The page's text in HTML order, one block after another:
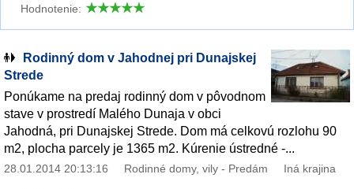
Hodnotenie:
Rodinný dom v Jahodnej pri Dunajskej
Strede
Ponúkame na predaj rodinný dom v pôvodnom
stave v prostredí Malého Dunaja v obci
Jahodná, pri Dunajskej Strede. Dom má celkovú rozlohu 90
m2, plocha parcely je 1365 m2. Kúrenie ústredné -...
28.01.2014 20:13:16 Rodinné domy, vily - Predám Iná krajina